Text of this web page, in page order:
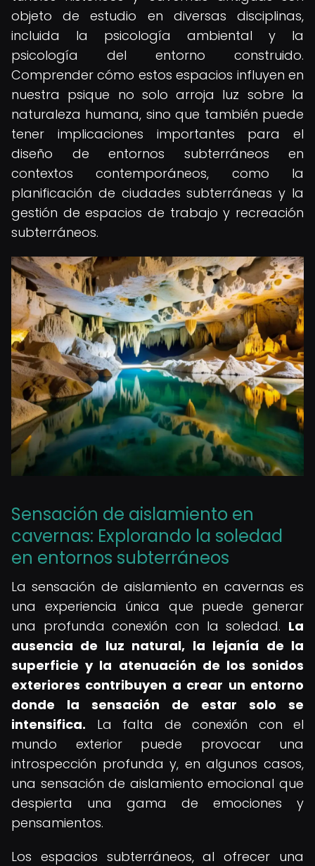
objeto de estudio en diversas disciplinas,
incluida la psicología ambiental y la
psicología del entorno construido.
Comprender cómo estos espacios influyen en
nuestra psique no solo arroja luz sobre la
naturaleza humana, sino que también puede
tener implicaciones importantes para el
diseño de entornos subterráneos en
contextos contemporáneos, como la
planificación de ciudades subterráneas y la
gestión de espacios de trabajo y recreación
subterráneos.
Sensación de aislamiento en
cavernas: Explorando la soledad
en entornos subterráneos
La sensación de aislamiento en cavernas es
una experiencia única que puede generar
una profunda conexión con la soledad. La
ausencia de luz natural, la lejanía de la
superficie y la atenuación de los sonidos
exteriores contribuyen a crear un entorno
donde la sensación de estar solo se
intensifica. La falta de conexión con el
mundo exterior puede provocar una
introspección profunda y, en algunos casos,
una sensación de aislamiento emocional que
despierta una gama de emociones y
pensamientos.
Los espacios subterráneos, al ofrecer una